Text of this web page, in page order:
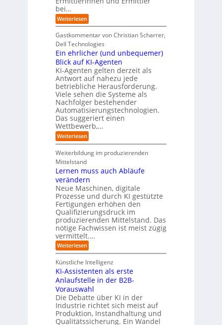
e
-
H
e
r
s
t
e
l
l
e
r
n
r
o
j
e
k
t
e
i
n
d
e
r
I
n
d
u
s
t
r
i
e
e
r
m
ö
g
l
i
c
h
e
n
b
e
r
r
s
i
k
o
,
w
a
c
h
s
e
n
d
e
R
a
n
o
m
w
a
r
e
-
G
e
f
a
h
e
e
n
ü
r
I
n
d
u
s
t
r
i
e
r
o
b
o
t
r
bei…
Weiterlesen:
E
n
3
D
-
Z
w
i
l
l
i
n
g
f
ü
r
T
t
o
r
t
e
Gastkommentar von Christian Scharrer,
Dell Technologies
Ein ehrlicher (und unbequemer)
Blick auf KI-Agenten
KI-Agenten gelten derzeit als
Antwort auf nahezu jede
betriebliche Herausforderung.
Viele sehen die Systeme als
Nachfolger bestehender
Automatisierungstechnologien.
Das suggeriert einen
Wettbewerb,…
Weiterlesen:
E
n
e
h
r
l
i
c
h
e
r
(
u
n
d
u
n
e
q
u
e
m
e
r
)
Weiterbildung im produzierenden
Mittelstand
Lernen muss auch Abläufe
verändern
Neue Maschinen, digitale
Prozesse und durch KI gestützte
Fertigungen erhöhen den
Qualifizierungsdruck im
produzierenden Mittelstand. Das
nötige Fachwissen ist meist zügig
vermittelt.…
Weiterlesen:
L
e
r
n
e
n
m
u
s
s
a
Künstliche Intelligenz
KI-Assistenten als erste
Anlaufstelle in der B2B-
Vorauswahl
Die Debatte über KI in der
Industrie richtet sich meist auf
Produktion, Instandhaltung und
Qualitätssicherung. Ein Wandel